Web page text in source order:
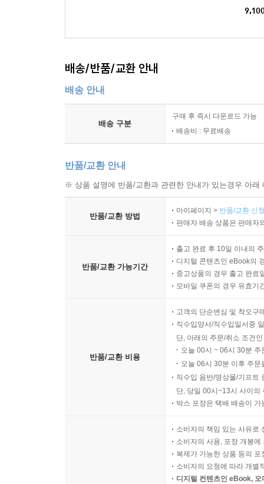
배송/반품/교환 안내
배송 안내
배송 구분
구매 후 즉시 다운로드 가능
배송비 : 무료배송
반품/교환 안내
※ 상품 설명에 반품/교환과 관련한 안내가 있는경우 아
반품/교환 방법
마이페이지 > 반품/교환 신
판매자 배송 상품은 판매자
반품/교환 가능기간
출고 완료 후 10일 이내의
디지털 콘텐츠인 eBook의
중고상품의 경우 출고 완료
모바일 쿠폰의 경우 유효기
반품/교환 비용
고객의 단순변심 및 착오구
직수입양서/직수입일서중
단, 아래의 주문/취소 조건
오늘 00시 ~ 06시 30분
오늘 06시 30분 이후 주
직수입 음반/영상물/기프트
단, 당일 00시~13시 사이의
박스 포장은 택배 배송이
소비자의 책임 있는 사유로
소비자의 사용, 포장 개봉
복제가 가능한 상품 등의
소비자의 요청에 따라 개별
디지털 컨텐츠인 eBook,